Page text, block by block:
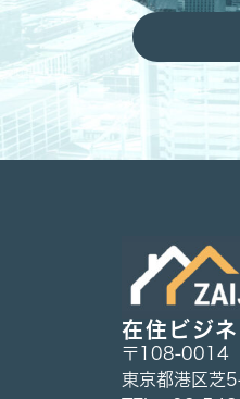
在住ビジ
〒108-0014
東京都港区